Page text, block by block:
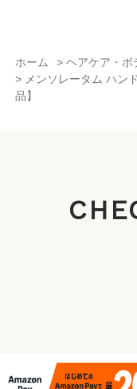
ホーム >ヘアケア・ボ
> メンソレータム ハン
品】